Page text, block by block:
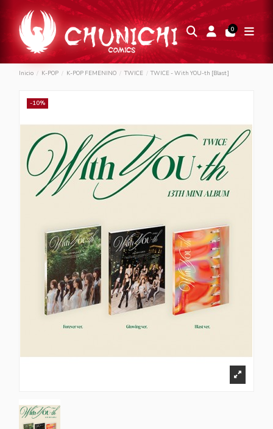
0
Inicio K-POP K-POP FEMENINO TWICE TWICE - With YOU-th [Blast]
-10%